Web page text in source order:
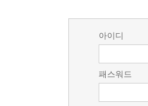
아이디
패스워드